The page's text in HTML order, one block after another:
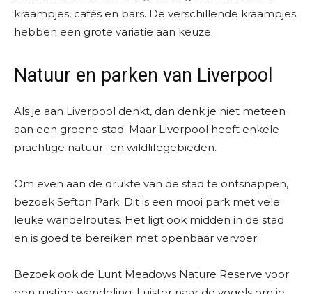
kraampjes, cafés en bars. De verschillende kraampjes
hebben een grote variatie aan keuze.
Natuur en parken van Liverpool
Als je aan Liverpool denkt, dan denk je niet meteen
aan een groene stad. Maar Liverpool heeft enkele
prachtige natuur- en wildlifegebieden.
Om even aan de drukte van de stad te ontsnappen,
bezoek Sefton Park. Dit is een mooi park met vele
leuke wandelroutes. Het ligt ook midden in de stad
en is goed te bereiken met openbaar vervoer.
Bezoek ook de Lunt Meadows Nature Reserve voor